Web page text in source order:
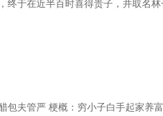
终于在近半百时喜得贵子，并取名
这位地头蛇少爷，可除了林老板谁
包夫管严 梗概：穷小子白手起家养